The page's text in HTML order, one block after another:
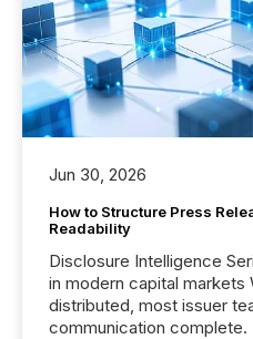
Jun 30, 2026
How to Structure Press
Readability
Disclosure Intelligence
in modern capital markets
distributed, most issuer
communication complete.